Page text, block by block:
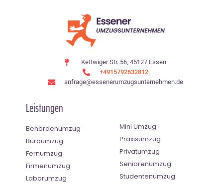
Kettwiger Str. 56, 45127 Essen
+4915792632812
anfrage@essenerumzugsunternehmen.de
Leistungen
Behördenumzug
Büroumzug
Fernumzug
Firmenumzug
Laborumzug
Mini Umzug
Praxisumzug
Privatumzug
Seniorenumzug
Studentenumzug